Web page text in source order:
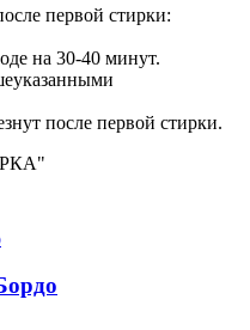
первой стирки:
на 30-40 минут.
после первой стирки.